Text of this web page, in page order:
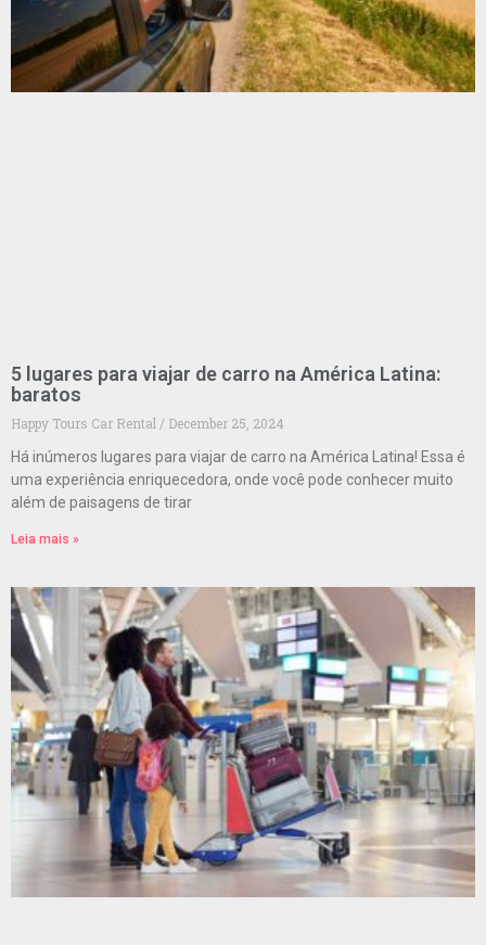
5 lugares para viajar de carro na América Latina:
baratos
Happy Tours Car Rental
December 25, 2024
Há inúmeros lugares para viajar de carro na América Latina! Essa é
uma experiência enriquecedora, onde você pode conhecer muito
além de paisagens de tirar
Leia mais »